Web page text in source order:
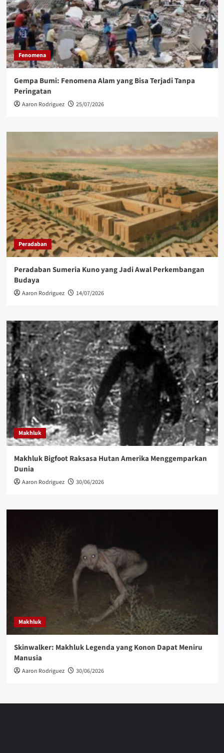
Fenomena
Gempa Bumi: Fenomena Alam yang Bisa Terjadi Tanpa
Peringatan
Aaron Rodriguez 25/07/2026
Peradaban
Peradaban Sumeria Kuno yang Jadi Awal Perkembangan
Budaya
Aaron Rodriguez 14/07/2026
Makhluk
Makhluk Bigfoot Raksasa Hutan Amerika Menggemparkan
Dunia
Aaron Rodriguez 30/06/2026
Makhluk
Skinwalker: Makhluk Legenda yang Konon Dapat Meniru
Manusia
Aaron Rodriguez 30/06/2026